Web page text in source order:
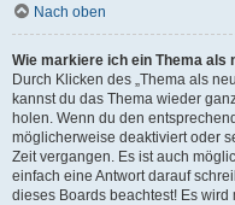
Nach oben
Wie markiere ich ein Thema als
Durch Klicken des „Thema als
kannst du das Thema wieder
holen. Wenn du den
möglicherweise deaktiviert oder
Zeit vergangen. Es ist auch
einfach eine Antwort darauf
dieses Boards beachtest! Es